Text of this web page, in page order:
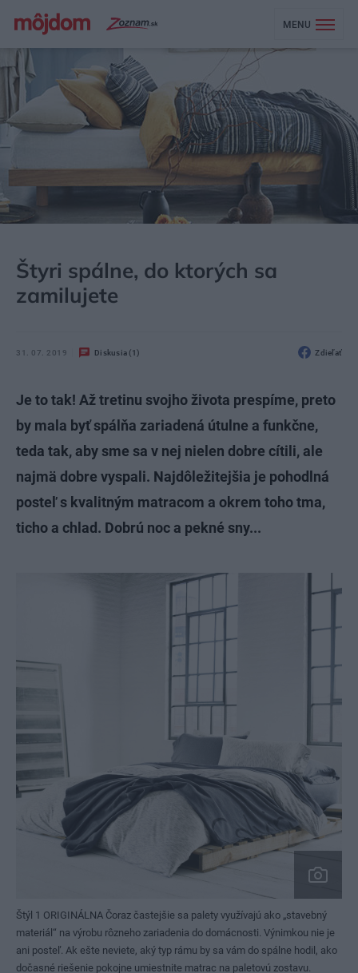
MENU
Štyri spálne, do ktorých sa
zamilujete
31. 07. 2019 Diskusia (1) Zdieľať
Je to tak! Až tretinu svojho života prespíme, preto
by mala byť spálňa zariadená útulne a funkčne,
teda tak, aby sme sa v nej nielen dobre cítili, ale
najmä dobre vyspali. Najdôležitejšia je pohodlná
posteľ s kvalitným matracom a okrem toho tma,
ticho a chlad. Dobrú noc a pekné sny...
Štýl 1 ORIGINÁLNA Čoraz častejšie sa palety využívajú ako „stavebný
materiál“ na výrobu rôzneho zariadenia do domácnosti. Výnimkou nie je
ani posteľ. Ak ešte neviete, aký typ rámu by sa vám do spálne hodil, ako
dočasné riešenie pokojne umiestnite matrac na paletovú zostavu.